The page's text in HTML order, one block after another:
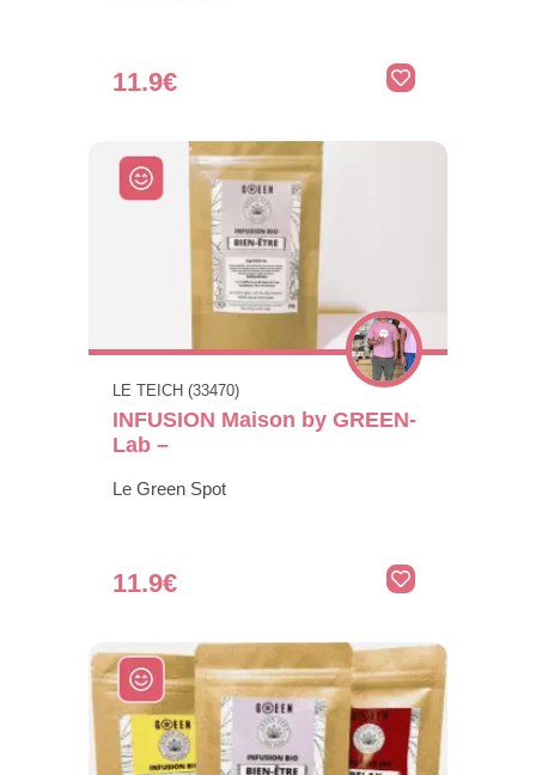
11.9€
LE TEICH (33470)
INFUSION Maison by GREEN-
Lab –
Le Green Spot
11.9€